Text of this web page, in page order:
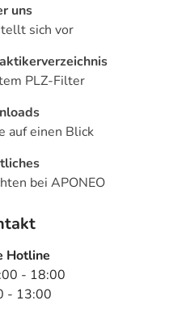
uns
sich vor
PLZ-Filter
auf einen Blick
bei APONEO
Hotline
- 18:00
- 13:00